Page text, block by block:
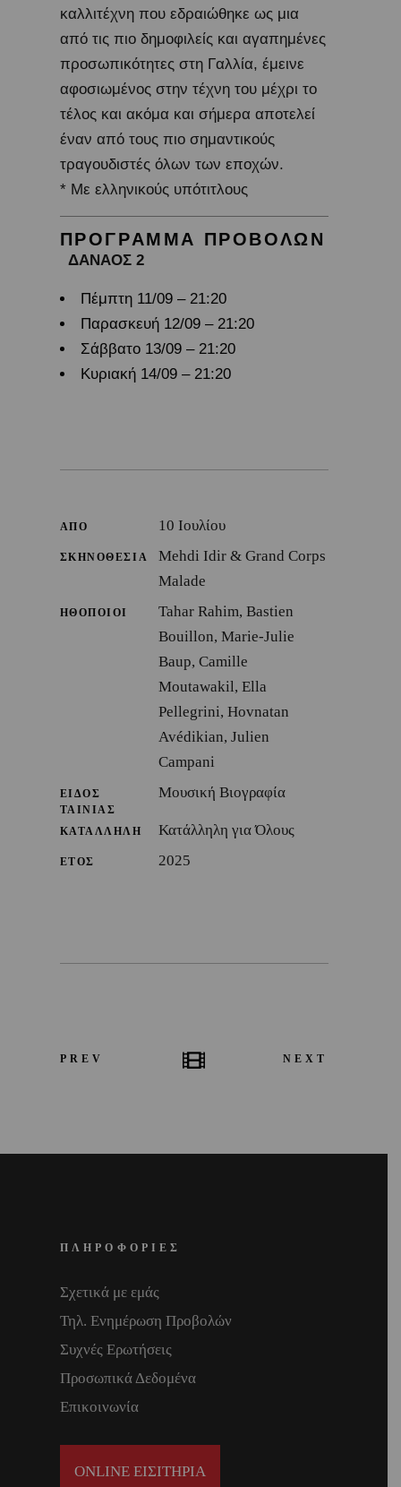
καλλιτέχνη που εδραιώθηκε ως μια
από τις πιο δημοφιλείς και αγαπημένες
προσωπικότητες στη Γαλλία, έμεινε
αφοσιωμένος στην τέχνη του μέχρι το
τέλος και ακόμα και σήμερα αποτελεί
έναν από τους πιο σημαντικούς
τραγουδιστές όλων των εποχών.
* Με ελληνικούς υπότιτλους
ΠΡΟΓΡΑΜΜΑ ΠΡΟΒΟΛΩΝ
ΔΑΝΑΟΣ 2
Πέμπτη 11/09 – 21:20
Παρασκευή 12/09 – 21:20
Σάββατο 13/09 – 21:20
Κυριακή 14/09 – 21:20
ΑΠΟ 10 Ιουλίου
ΣΚΗΝΟΘΕΣΙΑ
Mehdi Idir & Grand Corps
Malade
ΗΘΟΠΟΙΟΙ
Tahar Rahim, Bastien
Bouillon, Marie-Julie
Baup, Camille
Moutawakil, Ella
Pellegrini, Hovnatan
Avédikian, Julien
Campani
ΕΙΔΟΣ
ΤΑΙΝΙΑΣ
Μουσική Βιογραφία
ΚΑΤΑΛΛΗΛΗ Κατάλληλη για Όλους
ΕΤΟΣ 2025
PREV NEXT
ΠΛΗΡΟΦΟΡΙΕΣ
Σχετικά με εμάς
Τηλ. Ενημέρωση Προβολών
Συχνές Ερωτήσεις
Προσωπικά Δεδομένα
Επικοινωνία
ONLINE ΕΙΣΙΤΗΡΙΑ